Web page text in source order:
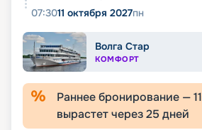
07:3011 октября 2027пн
Волга Стар
КОМФОРТ
Раннее бронирование —11
вырастет через25 дней